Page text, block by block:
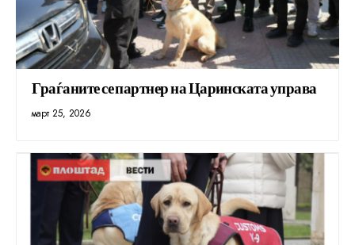
Граѓаните се партнер на Царинската управа
март 25, 2026